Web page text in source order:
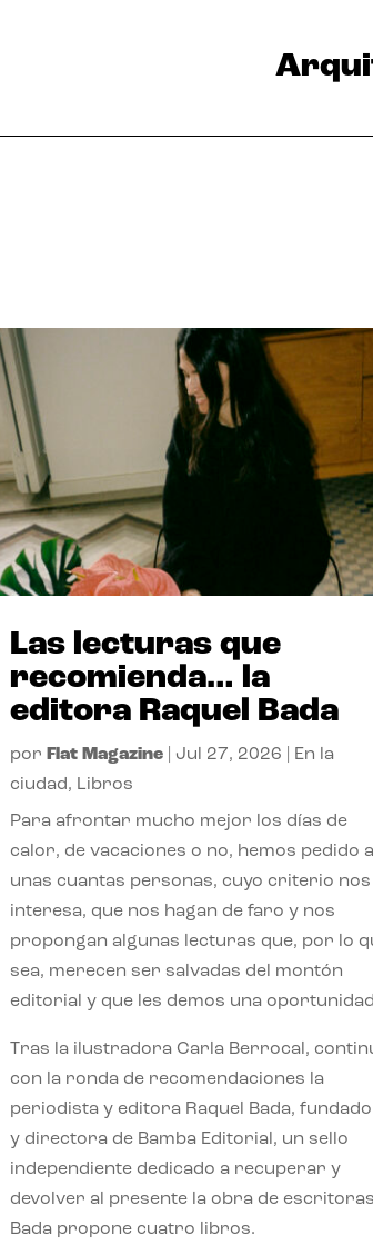
Las lecturas que
recomienda… la
editora Raquel Bada
por Flat Magazine| Jul 27, 2026
En la
ciudad, Libros
Para afrontar mucho mejor los días de
calor, de vacaciones o no, hemos pedido a
unas cuantas personas, cuyo criterio nos
interesa, que nos hagan de faro y nos
propongan algunas lecturas que, por lo
sea, merecen ser salvadas del montón
editorial y que les demos una
Tras la ilustradora Carla Berrocal,
con la ronda de recomendaciones la
periodista y editora Raquel Bada,
y directora de Bamba Editorial, un sello
independiente dedicado a recuperar y
devolver al presente la obra de
Bada propone cuatro libros.